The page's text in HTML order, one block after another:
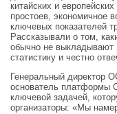
китайских и
простоев, экономичное
ключевых показателей
Рассказывали о том,
обычно не выкладывают
статистику и честно
Генеральный директор
основатель платформы
ключевой задачей,
организаторы: «Мы